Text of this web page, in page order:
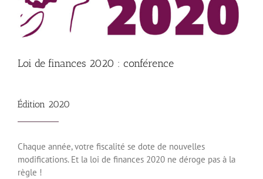
Loi de finances 2020 : conférence
Édition 2020
Chaque année, votre fiscalité se dote de nouvelles
modifications. Et la loi de finances 2020 ne déroge pas à la
règle !